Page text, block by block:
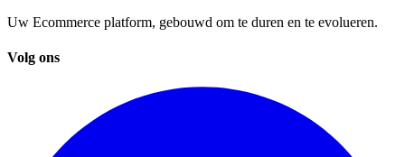
Uw Ecommerce platform, gebouwd om te duren en te evolueren.
Volg ons